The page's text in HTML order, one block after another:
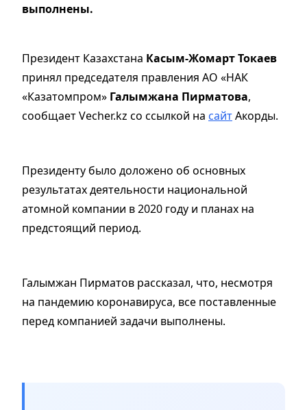
выполнены.
Президент Казахстана Касым-Жомарт Токаев
принял председателя правления АО «НАК
«Казатомпром» Галымжана Пирматова,
сообщает Vecher.kz со ссылкой на сайтАкорды.
Президенту было доложено об основных
результатах деятельности национальной
атомной компании в 2020 году и планах на
предстоящий период.
Галымжан Пирматов рассказал, что, несмотря
на пандемию коронавируса, все поставленные
перед компанией задачи выполнены.